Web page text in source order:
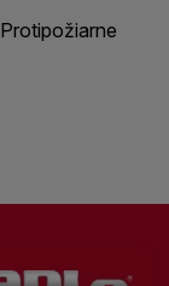
Protipožiarne